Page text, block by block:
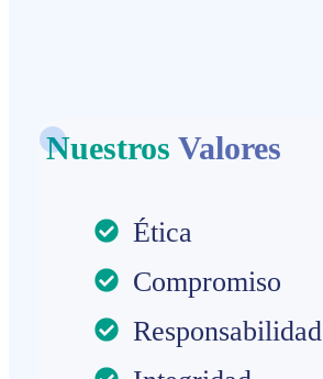
Nuestros Valores
Ética
Compromiso
Responsabilidad